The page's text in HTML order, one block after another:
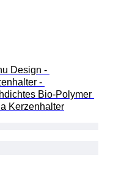
Design -
-
Bio-Polymer
Kerzenhalter